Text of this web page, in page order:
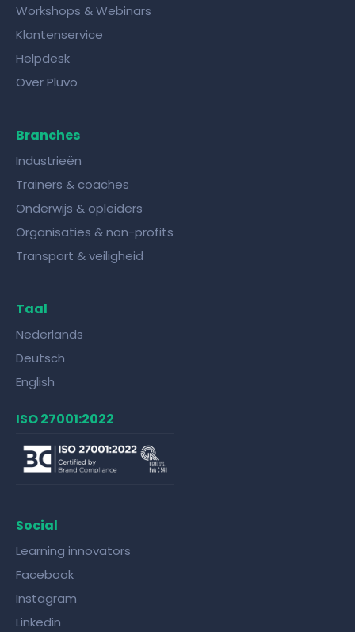
Workshops & Webinars
Klantenservice
Helpdesk
Over Pluvo
Branches
Industrieën
Trainers & coaches
Onderwijs & opleiders
Organisaties & non-profits
Transport & veiligheid
Taal
Nederlands
Deutsch
English
ISO 27001:2022
Social
Learning innovators
Facebook
Instagram
Linkedin